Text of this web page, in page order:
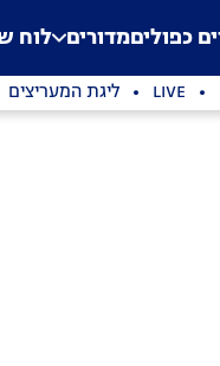
Application error: a
. כפוליםמדורים לוח
LIVE ליגת המעריצים